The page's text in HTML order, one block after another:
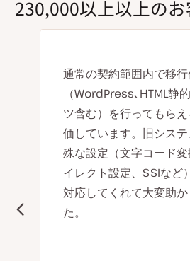
230,000以上以上の
通常の契約範囲内で移
（WordPress､HTML静
ツ含む）を行ってもら
価しています。旧シス
殊な設定（文字コード
イレクト設定、SSIなど
対応してくれて大変助
た。